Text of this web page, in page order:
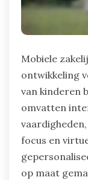
Mobiele
ontwikkeling
van kinderen
omvatten
focus en
op maat